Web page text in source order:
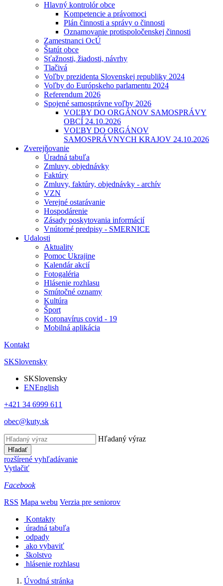
Hlavný kontrolór obce
Kompetencie a právomoci
Plán činnosti a správy o činnosti
Oznamovanie protispoločenskej činnosti
Zamestnanci OcÚ
Štatút obce
Sťažnosti, žiadosti, návrhy
Tlačivá
Voľby prezidenta Slovenskej republiky 2024
Voľby do Európskeho parlamentu 2024
Referendum 2026
Spojené samosprávne voľby 2026
VOĽBY DO ORGÁNOV SAMOSPRÁVY
OBCÍ 24.10.2026
VOĽBY DO ORGÁNOV
SAMOSPRÁVNYCH KRAJOV 24.10.2026
Zverejňovanie
Úradná tabuľa
Zmluvy, objednávky
Faktúry
Zmluvy, faktúry, objednávky - archív
VZN
Verejné ostarávanie
Hospodárenie
Zásady poskytovania informácií
Vnútorné predpisy - SMERNICE
Udalosti
Aktuality
Pomoc Ukrajine
Kalendár akcií
Fotogaléria
Hlásenie rozhlasu
Smútočné oznamy
Kultúra
Šport
Koronavírus covid - 19
Mobilná aplikácia
Kontakt
SKSlovensky
SKSlovensky
ENEnglish
+421 34 6999 611
obec@kuty.sk
Hľadaný výraz
Hľadať
rozšírené vyhľadávanie
Vytlačiť
Facebook
RSS Mapa webu Verzia pre seniorov
Kontakty
úradná tabuľa
odpady
ako vybaviť
školstvo
hlásenie rozhlasu
Úvodná stránka